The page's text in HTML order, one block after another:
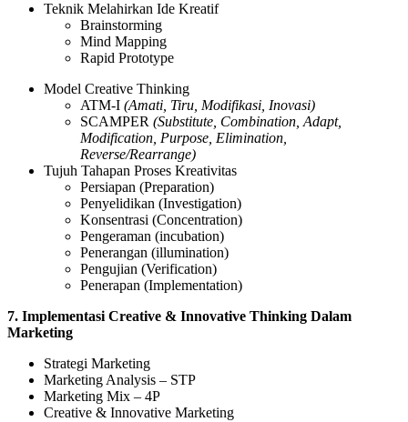
Teknik Melahirkan Ide Kreatif
Brainstorming
Mind Mapping
Rapid Prototype
Model Creative Thinking
ATM-I (Amati, Tiru, Modifikasi, Inovasi)
SCAMPER (Substitute, Combination, Adapt,
Modification, Purpose, Elimination,
Reverse/Rearrange)
Tujuh Tahapan Proses Kreativitas
Persiapan (Preparation)
Penyelidikan (Investigation)
Konsentrasi (Concentration)
Pengeraman (incubation)
Penerangan (illumination)
Pengujian (Verification)
Penerapan (Implementation)
7. Implementasi Creative & Innovative Thinking Dalam
Marketing
Strategi Marketing
Marketing Analysis – STP
Marketing Mix – 4P
Creative & Innovative Marketing